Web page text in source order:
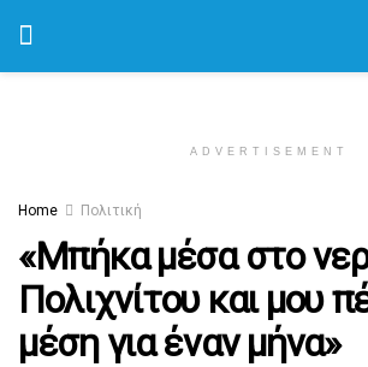
ADVERTISEMENT
Home Πολιτική
«Μπήκα μέσα στο
Πολιχνίτου και μου
μέση για έναν μήνα»